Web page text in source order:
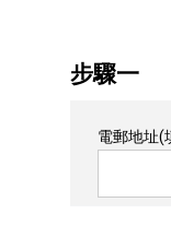
步驟一
電郵地址(